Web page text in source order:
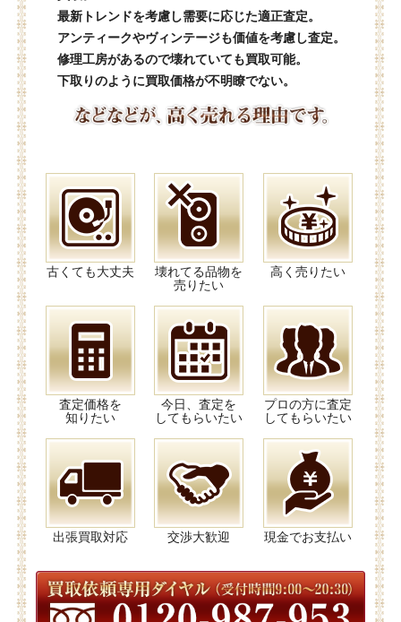
最新トレンドを考慮し需要に応じた適正査定。
アンティークやヴィンテージも価値を考慮し査定。
修理工房があるので壊れていても買取可能。
下取りのように買取価格が不明瞭でない。
古くても大丈夫
壊れてる品物を
売りたい
高く売りたい
査定価格を
知りたい
今日、査定を
してもらいたい
プロの方に査定
してもらいたい
出張買取対応 交渉大歓迎 現金でお支払い